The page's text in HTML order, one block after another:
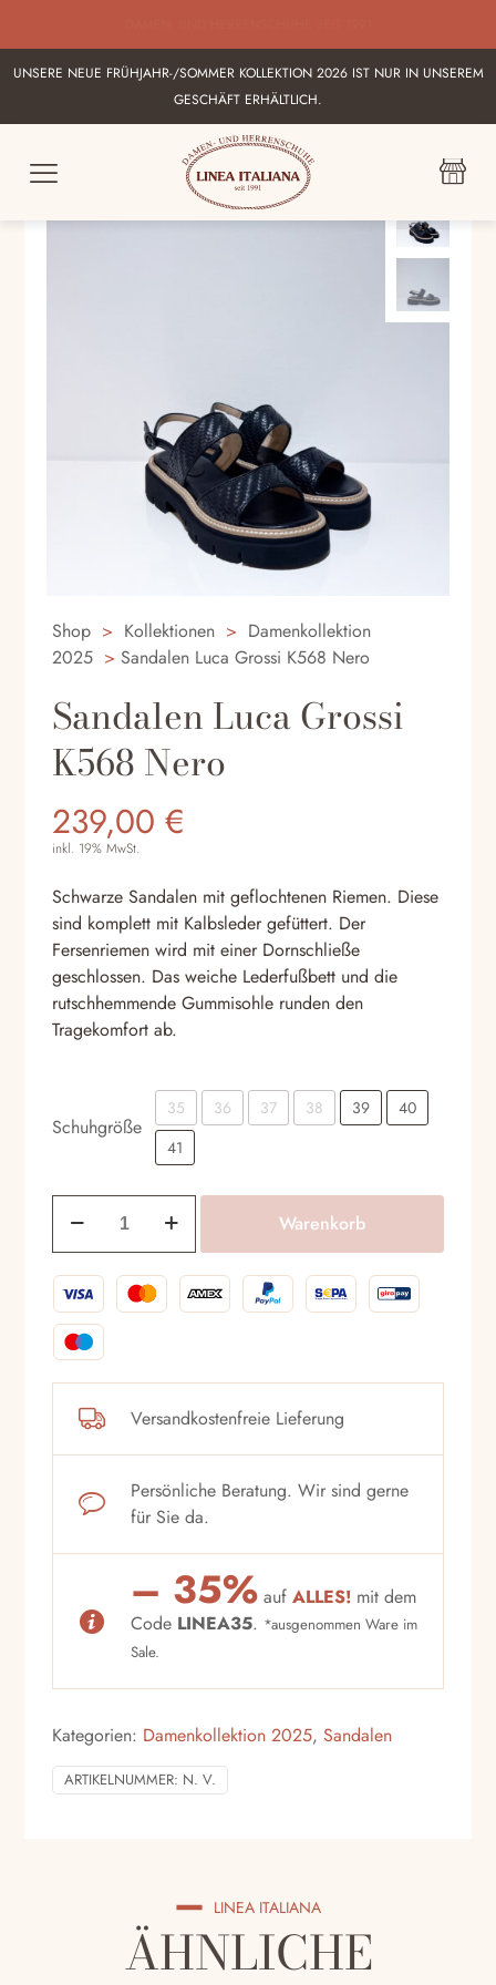
KARLSRUHE
UNSERE NEUE FRÜHJAHR-/SOMMER KOLLEKTION 2026 IST NUR IN UNSEREM
GESCHÄFT ERHÄLTLICH.
Shop > Kollektionen > Damenkollektion
2025 > Sandalen Luca Grossi K568 Nero
Sandalen Luca Grossi
K568 Nero
239,00€
inkl. 19% MwSt.
Schwarze Sandalen mit geflochtenen Riemen. Diese
sind komplett mit Kalbsleder gefüttert. Der
Fersenriemen wird mit einer Dornschließe
geschlossen. Das weiche Lederfußbett und die
rutschhemmende Gummisohle runden den
Tragekomfort ab.
Schuhgröße
35 36 37 38 39
40
41
Grossi
K568
Nero
Menge
Warenkorb
Versandkostenfreie Lieferung
Persönliche Beratung. Wir sind gerne
für Sie da.
– 35% aufALLES! mit dem
Code LINEA35. *ausgenommen Ware im
Sale.
Kategorien: Damenkollektion 2025,Sandalen
ARTIKELNUMMER: N. V.
LINEA ITALIANA
ÄHNLICHE